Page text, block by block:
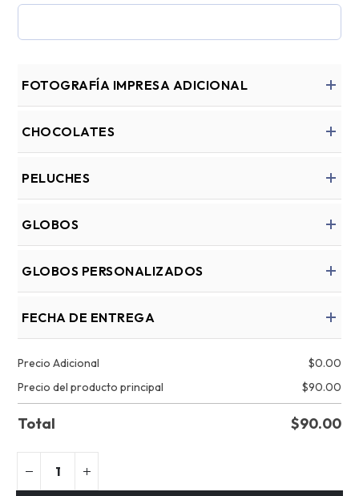
FOTOGRAFÍA IMPRESA ADICIONAL
CHOCOLATES
PELUCHES
GLOBOS
GLOBOS PERSONALIZADOS
FECHA DE ENTREGA
Precio Adicional $0.00
Precio del producto principal
$90.00
Total $90.00